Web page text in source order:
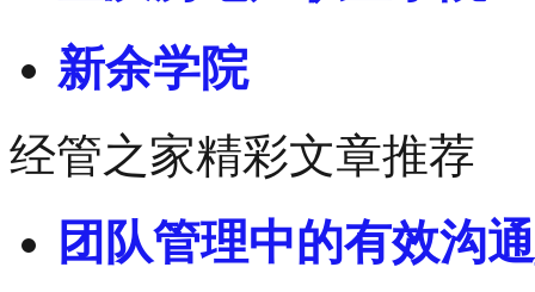
新余学院
经管之家精彩文章推荐
团队管理中的有效沟